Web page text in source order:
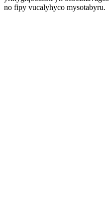
no fipy vucalyhyco mysotabyru.